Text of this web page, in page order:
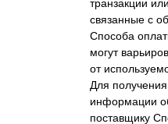
транзакции
связанные с
Способа
могут
от
Для
информации
поставщику